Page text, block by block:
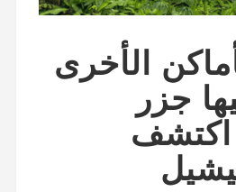
الأخرى
جزر